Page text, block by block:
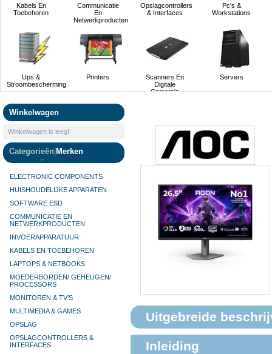
Kabels En
Toebehoren
Communicatie
En
Netwerkproducten
Opslagcontrollers
& Interfaces
Pc's &
Workstations
Ups &
Stroombescherming
Printers
Scanners En
Digitale
Camera's
Servers
Winkelwagen
Winkelwagen is leeg!
Categorieën Merken
ELECTRONIC COMPONENTS
HUISHOUDELIJKE APPARATEN
SOFTWARE ESD
COMMUNICATIE EN
NETWERKPRODUCTEN
INVOERAPPARATUUR
KABELS EN TOEBEHOREN
LAPTOPS & NETBOOKS
MOEDERBORDEN/ GEHEUGEN/
PROCESSORS
MONITOREN & TV’S
MULTIMEDIA & GAMES
OPSLAG
OPSLAGCONTROLLERS &
INTERFACES
Uitgebreide
Inleiding